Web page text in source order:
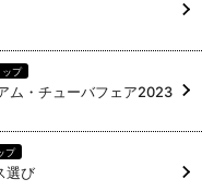
ップ
ム・チューバフェア2023
プ
選び